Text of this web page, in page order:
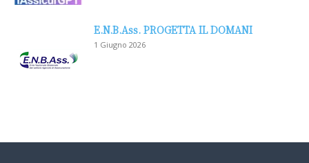
E.N.B.Ass. PROGETTA IL DOMANI
1 Giugno 2026